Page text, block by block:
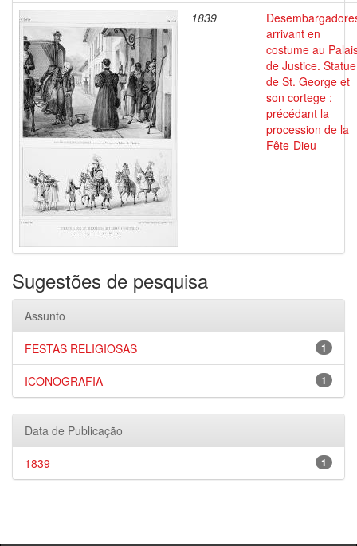
1839
arrivant en
costume au
de Justice. Statue
de St. George et
son cortege :
précédant la
procession de la
Fête-Dieu
Sugestões de pesquisa
Assunto
1
FESTAS RELIGIOSAS
1
ICONOGRAFIA
Data de Publicação
1
1839